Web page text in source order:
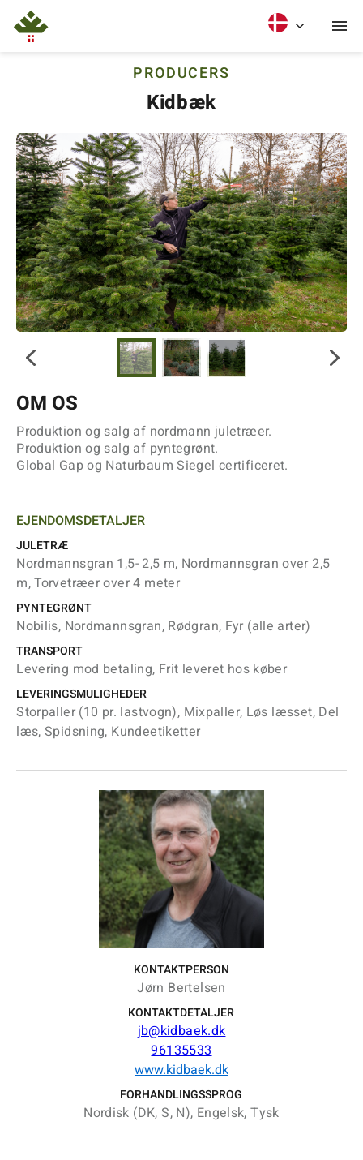
PRODUCERS
Kidbæk
OM OS
Produktion og salg af nordmann juletræer.
Produktion og salg af pyntegrønt.
Global Gap og Naturbaum Siegel certificeret.
EJENDOMSDETALJER
JULETRÆ
Nordmannsgran 1,5- 2,5 m, Nordmannsgran over 2,5
m, Torvetræer over 4 meter
PYNTEGRØNT
Nobilis, Nordmannsgran, Rødgran, Fyr (alle arter)
TRANSPORT
Levering mod betaling, Frit leveret hos køber
LEVERINGSMULIGHEDER
Storpaller (10 pr. lastvogn), Mixpaller, Løs læsset, Del
læs, Spidsning, Kundeetiketter
KONTAKTPERSON
Jørn Bertelsen
KONTAKTDETALJER
jb@kidbaek.dk
96135533
www.kidbaek.dk
FORHANDLINGSSPROG
Nordisk (DK, S, N), Engelsk, Tysk